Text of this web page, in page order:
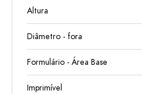
Altura
Diâmetro - fora
Formulário - Área Base
Imprimível